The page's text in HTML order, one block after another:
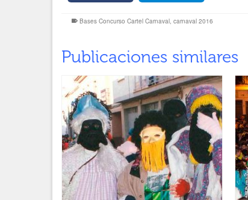
Bases Concurso Cartel Carnaval, carnaval 2016
Publicaciones similares